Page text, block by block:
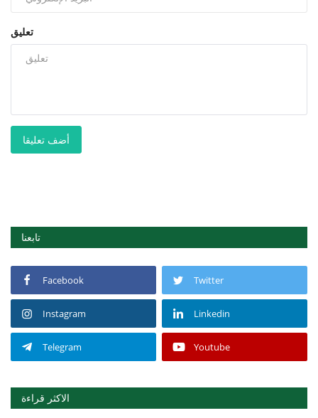
تعليق
أضف تعليقا
تابعنا
Facebook Twitter
Instagram Linkedin
Telegram Youtube
الاكثر قراءة